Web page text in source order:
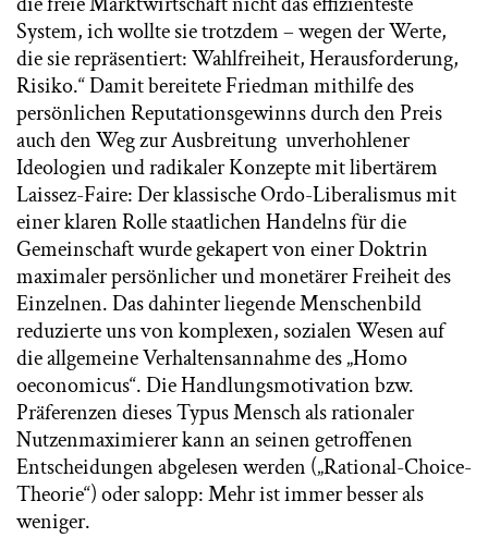
System, ich wollte sie trotzdem – wegen der Werte,
die sie repräsentiert: Wahlfreiheit, Herausforderung,
Risiko.“ Damit bereitete Friedman mithilfe des
persönlichen Reputationsgewinns durch den Preis
auch den Weg zur Ausbreitung unverhohlener
Ideologien und radikaler Konzepte mit libertärem
Laissez-Faire: Der klassische Ordo-Liberalismus mit
einer klaren Rolle staatlichen Handelns für die
Gemeinschaft wurde gekapert von einer Doktrin
maximaler persönlicher und monetärer Freiheit des
Einzelnen. Das dahinter liegende Menschenbild
reduzierte uns von komplexen, sozialen Wesen auf
die allgemeine Verhaltensannahme des „Homo
oeconomicus“. Die Handlungsmotivation bzw.
Präferenzen dieses Typus Mensch als rationaler
Nutzenmaximierer kann an seinen getroffenen
Entscheidungen abgelesen werden („Rational-Choice-
Theorie“) oder salopp: Mehr ist immer besser als
weniger.